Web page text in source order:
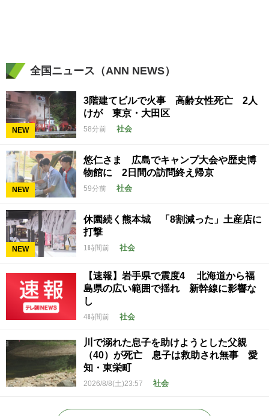
全国ニュース（ANN NEWS）
NEW
3階建てビルで火事 高齢女性死亡 2人
けが 東京・大田区
58分前 社会
NEW
悠仁さま 広島でキャンプ大会や歴史博
物館に 2日間の訪問終え帰京
59分前 社会
NEW
休園続く熊本城 「8割減った」土産店に
打撃
1時間前 社会
【速報】岩手県で震度4 北海道から福
島県の広い範囲で揺れ 新幹線に影響な
し
4時間前 社会
川で溺れた息子を助けようとした父親
（40）が死亡 息子は救助され無事 愛
知・東栄町
2026/8/8(土)23:57 社会